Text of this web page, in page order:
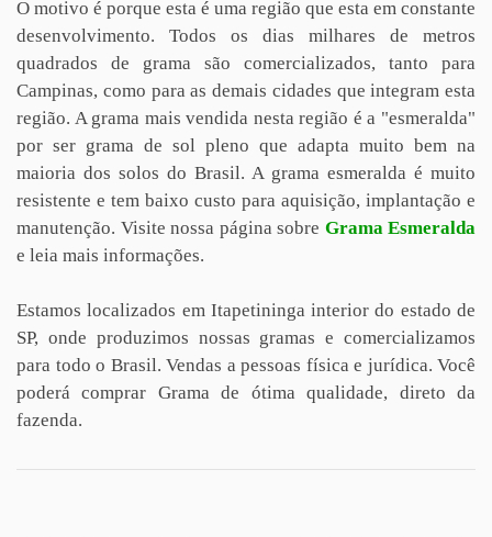
O motivo é porque esta é uma região que esta em constante
desenvolvimento. Todos os dias milhares de metros
quadrados de grama são comercializados, tanto para
Campinas, como para as demais cidades que integram esta
região. A grama mais vendida nesta região é a "esmeralda"
por ser grama de sol pleno que adapta muito bem na
maioria dos solos do Brasil. A grama esmeralda é muito
resistente e tem baixo custo para aquisição, implantação e
manutenção. Visite nossa página sobre Grama Esmeralda
e leia mais informações.
Estamos localizados em Itapetininga interior do estado de
SP, onde produzimos nossas gramas e comercializamos
para todo o Brasil. Vendas a pessoas física e jurídica. Você
poderá comprar Grama de ótima qualidade, direto da
fazenda.